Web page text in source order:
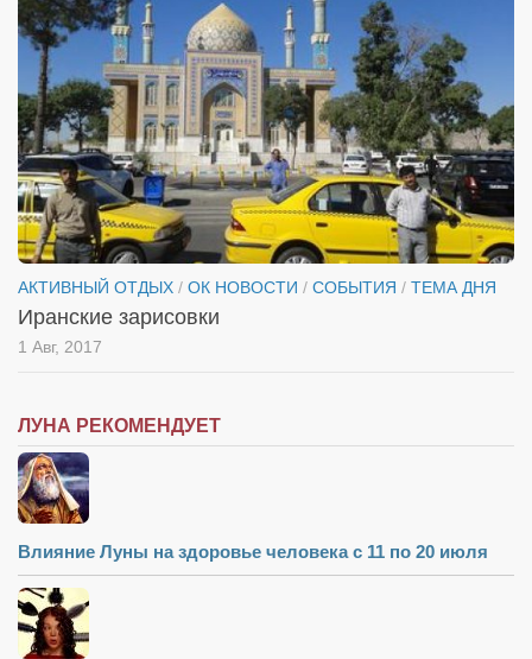
АКТИВНЫЙ ОТДЫХ / ОК НОВОСТИ / СОБЫТИЯ / ТЕМА ДНЯ
Иранские зарисовки
1 Авг, 2017
ЛУНА РЕКОМЕНДУЕТ
Влияние Луны на здоровье человека с 11 по 20 июля